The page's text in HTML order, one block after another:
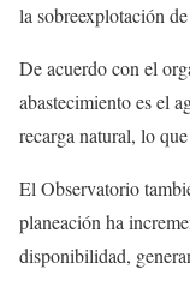
la sobreexplotación
De acuerdo con el
abastecimiento es el
recarga natural, lo
El Observatorio
planeación ha
disponibilidad,